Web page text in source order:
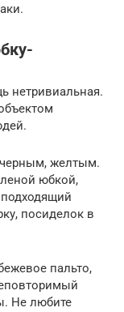
нетривиальная.
желтым.
юбкой,
посиделок в
пальто,
Не любите